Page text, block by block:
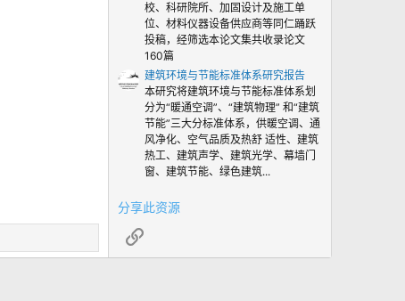
校、科研院所、加固设计及施工单
位、材料仪器设备供应商等同仁踊跃
投稿，经筛选本论文集共收录论文
160篇
建筑环境与节能标准体系研究报告
本研究将建筑环境与节能标准体系划
分为“暖通空调”、“建筑物理” 和“建筑
节能”三大分标准体系，供暖空调、通
风净化、空气品质及热舒 适性、建筑
热工、建筑声学、建筑光学、幕墙门
窗、建筑节能、绿色建筑...
分享此资源
链接